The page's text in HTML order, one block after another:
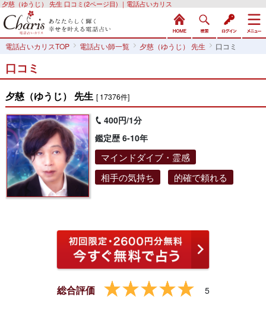
夕慈（ゆうじ） 先生 口コミ(2ページ目) ｜電話占いカリス
電話占いカリスTOP 電話占い師一覧 夕慈（ゆうじ） 先生 口コミ
口コミ
夕慈（ゆうじ） 先生 [ 17376件]
400円/1分
鑑定歴 6-10年
マインドダイブ・霊感
相手の気持ち
的確で頼れる
総合評価 5